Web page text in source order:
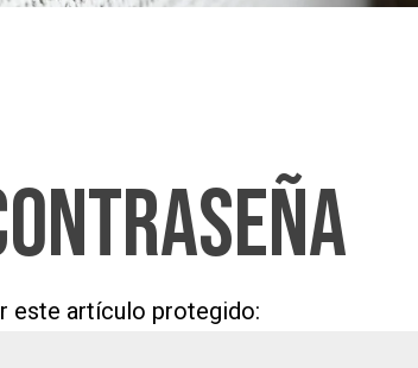
este artículo protegido: